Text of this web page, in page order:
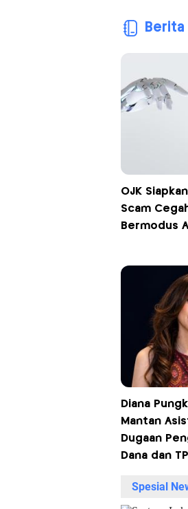
OJK
Scam
Bermodus AI
Diana
Mantan
Dugaan
Dana dan